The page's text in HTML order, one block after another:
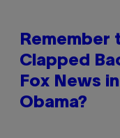
Remember
Clapped
Fox News
Obama?